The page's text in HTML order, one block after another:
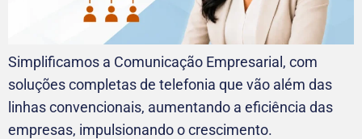
Simplificamos a Comunicação Empresarial, com
soluções completas de telefonia que vão além das
linhas convencionais, aumentando a eficiência das
empresas, impulsionando o crescimento.